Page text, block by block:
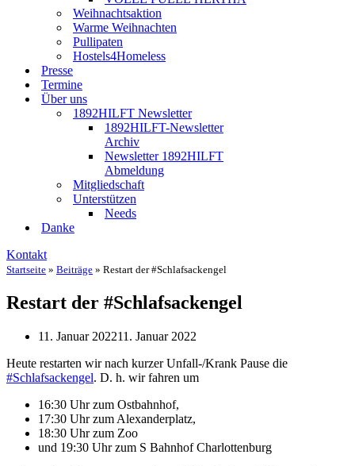
Weihnachtsaktion
Warme Weihnachten
Pullipaten
Hostels4Homeless
Presse
Termine
Über uns
1892HILFT Newsletter
1892HILFT-Newsletter
Archiv
Newsletter 1892HILFT
Abmeldung
Mitgliedschaft
Unterstützen
Needs
Danke
Kontakt
Startseite » Beiträge » Restart der #Schlafsackengel
Restart der #Schlafsackengel
11. Januar 202211. Januar 2022
Heute restarten wir nach kurzer Unfall-/Krank Pause die
#Schlafsackengel. D. h. wir fahren um
16:30 Uhr zum Ostbahnhof,
17:30 Uhr zum Alexanderplatz,
18:30 Uhr zum Zoo
und 19:30 Uhr zum S Bahnhof Charlottenburg